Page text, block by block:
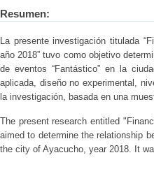
Resumen:
La presente investigación titulada
año 2018” tuvo como objetivo
de eventos “Fantástico” en la
aplicada, diseño no experimental,
la investigación, basada en una
The present research entitled
aimed to determine the relationship
the city of Ayacucho, year 2018. It